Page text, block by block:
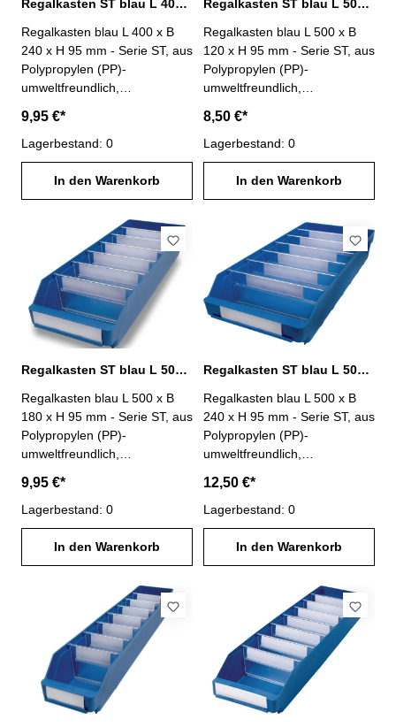
Regalkasten ST blau L 400 x B 240 x H 95 mm PP
Regalkasten blau L 400 x B
240 x H 95 mm - Serie ST, aus
Polypropylen (PP)-
umweltfreundlich,
temperaturbeständig von -20°
C bis +80° C- Anzahl
möglicher Trennwände : 4-
Lieferung ohne Trennwände
und Etiketten
9,95 €*
Lagerbestand: 0
In den Warenkorb
Regalkasten ST blau L 500 x B 120 x H 95 mm PP
Regalkasten blau L 500 x B
120 x H 95 mm - Serie ST, aus
Polypropylen (PP)-
umweltfreundlich,
temperaturbeständig von -20°
C bis +80° C- Anzahl
möglicher Trennwände : 6-
Lieferung ohne Trennwände
und Etiketten
8,50 €*
Lagerbestand: 0
In den Warenkorb
Regalkasten ST blau L 500 x B 180 x H 95 mm PP
Regalkasten blau L 500 x B
180 x H 95 mm - Serie ST, aus
Polypropylen (PP)-
umweltfreundlich,
temperaturbeständig von -20°
C bis +80° C- Anzahl
möglicher Trennwände : 6-
Lieferung ohne Trennwände
und Etiketten
9,95 €*
Lagerbestand: 0
In den Warenkorb
Regalkasten ST blau L 500 x B 240 x H 95 mm PP
Regalkasten blau L 500 x B
240 x H 95 mm - Serie ST, aus
Polypropylen (PP)-
umweltfreundlich,
temperaturbeständig von -20°
C bis +80° C- Anzahl
möglicher Trennwände : 6-
Lieferung ohne Trennwände
und Etiketten
12,50 €*
Lagerbestand: 0
In den Warenkorb